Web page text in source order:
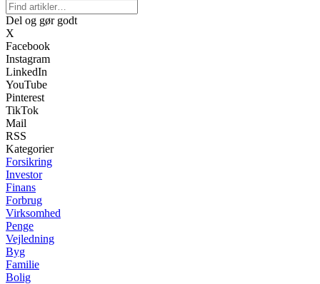
Del og gør godt
X
Facebook
Instagram
LinkedIn
YouTube
Pinterest
TikTok
Mail
RSS
Kategorier
Forsikring
Investor
Finans
Forbrug
Virksomhed
Penge
Vejledning
Byg
Familie
Bolig